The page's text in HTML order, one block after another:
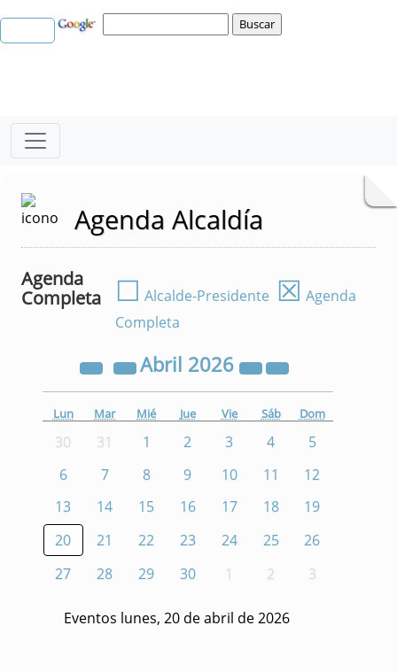
Agenda Alcaldía
Agenda
Completa
☐ Alcalde-Presidente ☒ Agenda
Completa
Abril 2026
Lun Mar Mié Jue Vie Sáb Dom
30 31 1 2 3 4
5
6
7 8 9 10 11
12
13
14 15 16 17 18
19
20
21 22 23 24 25
26
27
28 29 30 1 2 3
Eventos lunes, 20 de abril de 2026